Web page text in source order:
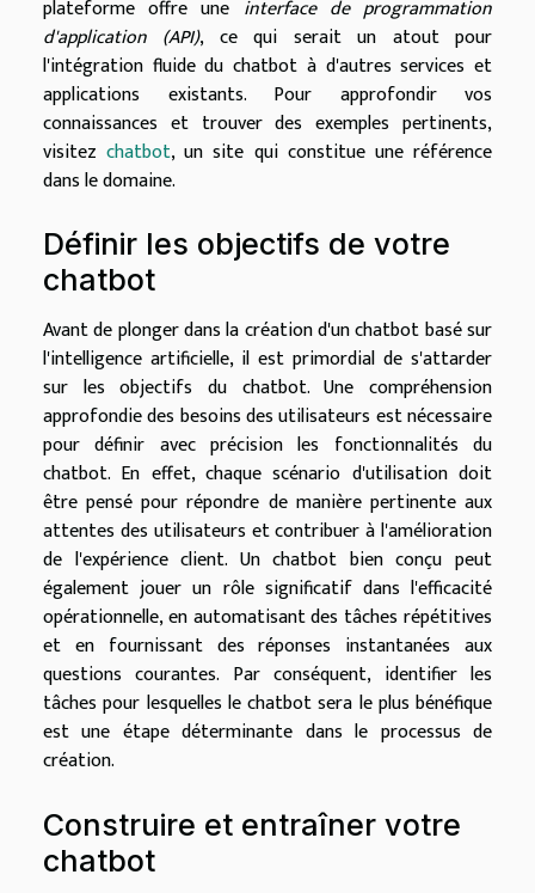
plateforme offre une interface de programmation
d'application (API), ce qui serait un atout pour
l'intégration fluide du chatbot à d'autres services et
applications existants. Pour approfondir vos
connaissances et trouver des exemples pertinents,
visitezchatbot, un site qui constitue une référence
dans le domaine.
Définir les objectifs de votre
chatbot
Avant de plonger dans la création d'un chatbot basé sur
l'intelligence artificielle, il est primordial de s'attarder
sur les objectifs du chatbot. Une compréhension
approfondie des besoins des utilisateurs est nécessaire
pour définir avec précision les fonctionnalités du
chatbot. En effet, chaque scénario d'utilisation doit
être pensé pour répondre de manière pertinente aux
attentes des utilisateurs et contribuer à l'amélioration
de l'expérience client. Un chatbot bien conçu peut
également jouer un rôle significatif dans l'efficacité
opérationnelle, en automatisant des tâches répétitives
et en fournissant des réponses instantanées aux
questions courantes. Par conséquent, identifier les
tâches pour lesquelles le chatbot sera le plus bénéfique
est une étape déterminante dans le processus de
création.
Construire et entraîner votre
chatbot